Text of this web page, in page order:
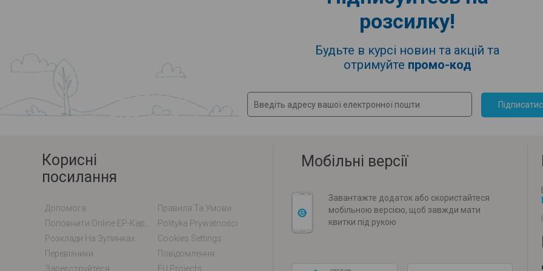
розсилку!
Будьте в курсі новин та акцій та
отримуйте промо-код
Корисні
посилання
Допомога
Правила Та Умови
Polityka Prywatności
Розклади На Зупинках
Cookies Settings
Перевізники
Повідомлення
Зареєструйтеся
EU Projects
Мобільні версії
Завантажте додаток або скористайтеся
мобільною версією, щоб завжди мати
квитки під рукою